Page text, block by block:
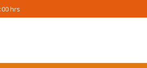
hrs